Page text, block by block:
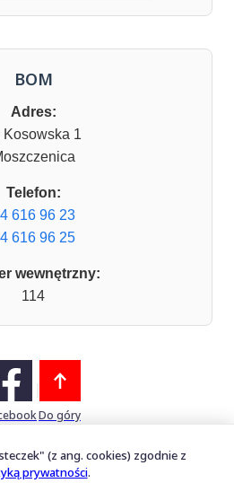
BOM
Adres:
Kosowska 1
Telefon:
616 96 23
616 96 25
wewnętrzny:
114
Do góry
(z ang. cookies) zgodnie z
prywatności.